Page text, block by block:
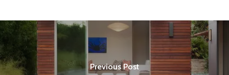
Previous Post